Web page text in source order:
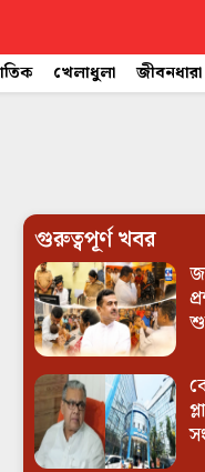
খেলাধুলা জীবনধারা
গুরুত্বপূর্ণ খবর